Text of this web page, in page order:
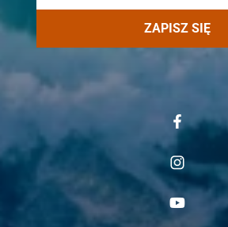
ZAPISZ SIĘ